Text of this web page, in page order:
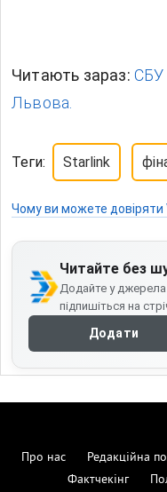
Читають зараз: СБУ
Львова.
Теги: Starlink
Чому ви можете довіряти
Читайте без
Додайте у
підпишіться на
Додати
Про нас Редакційна
Фактчекінг